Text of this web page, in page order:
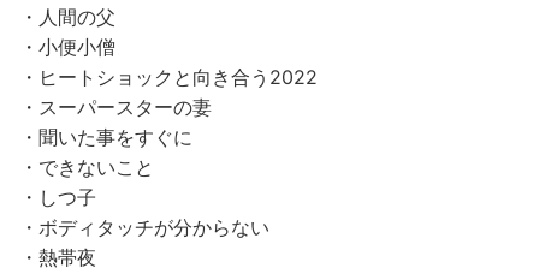
・人間の父
・小便小僧
・ヒートショックと向き合う2022
・スーパースターの妻
・聞いた事をすぐに
・できないこと
・しつ子
・ボディタッチが分からない
・熱帯夜